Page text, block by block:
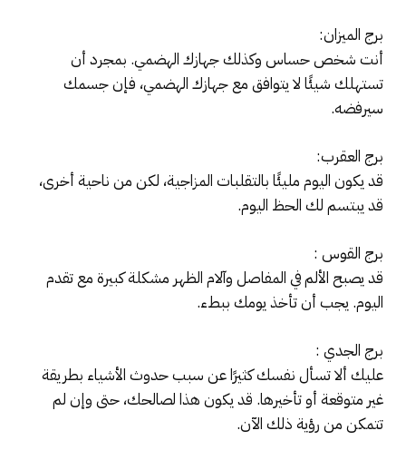
برج الميزان:
أنت شخص حساس وكذلك جهازك الهضمي. بمجرد أن
تستهلك شيئًا لا يتوافق مع جهازك الهضمي، فإن جسمك
سيرفضه.
برج العقرب:
قد يكون اليوم مليئًا بالتقلبات المزاجية، لكن من ناحية أخرى،
قد يبتسم لك الحظ اليوم.
برج القوس :
قد يصبح الألم في المفاصل وآلام الظهر مشكلة كبيرة مع تقدم
اليوم. يجب أن تأخذ يومك ببطء.
برج الجدي :
عليك ألا تسأل نفسك كثيرًا عن سبب حدوث الأشياء بطريقة
غير متوقعة أو تأخيرها. قد يكون هذا لصالحك، حتى وإن لم
تتمكن من رؤية ذلك الآن.